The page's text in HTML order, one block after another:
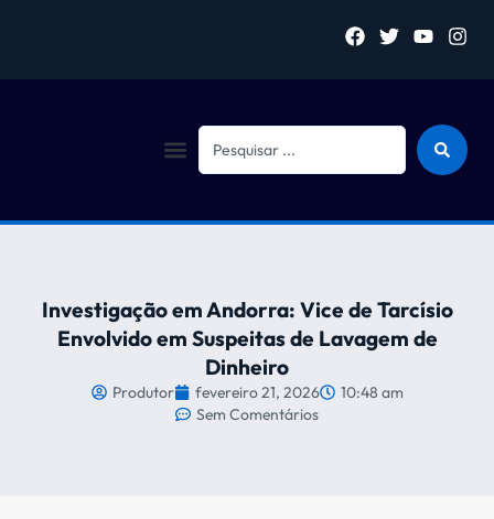
Investigação em Andorra: Vice de Tarcísio
Envolvido em Suspeitas de Lavagem de
Dinheiro
Produtor fevereiro 21, 2026
10:48 am
Sem Comentários